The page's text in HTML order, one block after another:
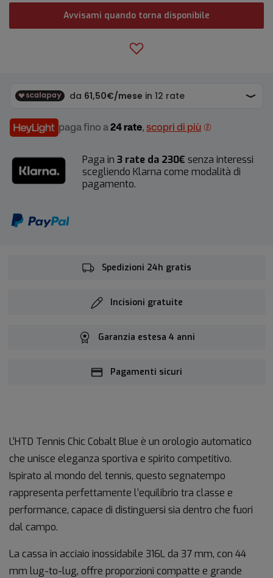
Avvisami quando torna disponibile
paga fino a 24 rate, scopri di più
Paga in 3 rate da 230€ senza interessi
scegliendo Klarna come modalità di
pagamento.
Spedizioni 24h gratis
Incisioni gratuite
Garanzia estesa 4 anni
Pagamenti sicuri
L’HTD Tennis Chic CobaltBlue è un orologio automatico
che unisce eleganza sportiva e spirito competitivo.
Ispirato almondo deltennis, questo segnatempo
rappresenta perfettamente l’equilibrio tra classe e
performance, capace di distinguersi sia dentro che fuori
dalcampo.
La cassa in acciaio inossidabile 316Lda 37mm, con 44
mm lug-to-lug, offre proporzioni compatte e grande